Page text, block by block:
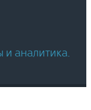
и аналитика.